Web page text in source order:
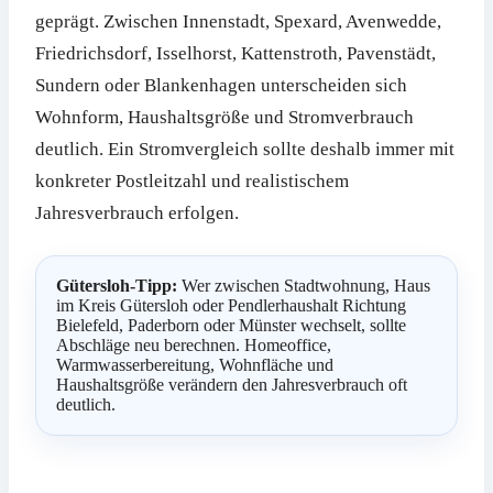
geprägt. Zwischen Innenstadt, Spexard, Avenwedde,
Friedrichsdorf, Isselhorst, Kattenstroth, Pavenstädt,
Sundern oder Blankenhagen unterscheiden sich
Wohnform, Haushaltsgröße und Stromverbrauch
deutlich. Ein Stromvergleich sollte deshalb immer mit
konkreter Postleitzahl und realistischem
Jahresverbrauch erfolgen.
Gütersloh-Tipp: Wer zwischen Stadtwohnung, Haus
im Kreis Gütersloh oder Pendlerhaushalt Richtung
Bielefeld, Paderborn oder Münster wechselt, sollte
Abschläge neu berechnen. Homeoffice,
Warmwasserbereitung, Wohnfläche und
Haushaltsgröße verändern den Jahresverbrauch oft
deutlich.